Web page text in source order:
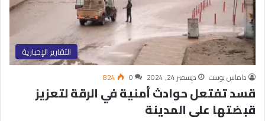
التقارير الإخبارية
داماس بوست ديسمبر 24, 2024 0
824
قسد تفتعل حوادث أمنية في الرقة لتعزيز
قبضتها على المدينة